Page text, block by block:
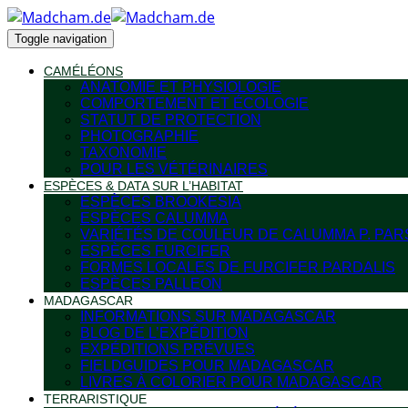
Toggle navigation
CAMÉLÉONS
ANATOMIE ET PHYSIOLOGIE
COMPORTEMENT ET ÉCOLOGIE
STATUT DE PROTECTION
PHOTOGRAPHIE
TAXONOMIE
POUR LES VÉTÉRINAIRES
ESPÈCES & DATA SUR L’HABITAT
ESPÈCES BROOKESIA
ESPÈCES CALUMMA
VARIÉTÉS DE COULEUR DE CALUMMA P.
ESPÈCES FURCIFER
FORMES LOCALES DE FURCIFER PARDALIS
ESPÈCES PALLEON
MADAGASCAR
INFORMATIONS SUR MADAGASCAR
BLOG DE L’EXPÉDITION
EXPÉDITIONS PRÉVUES
FIELDGUIDES POUR MADAGASCAR
LIVRES À COLORIER POUR MADAGASCAR
TERRARISTIQUE